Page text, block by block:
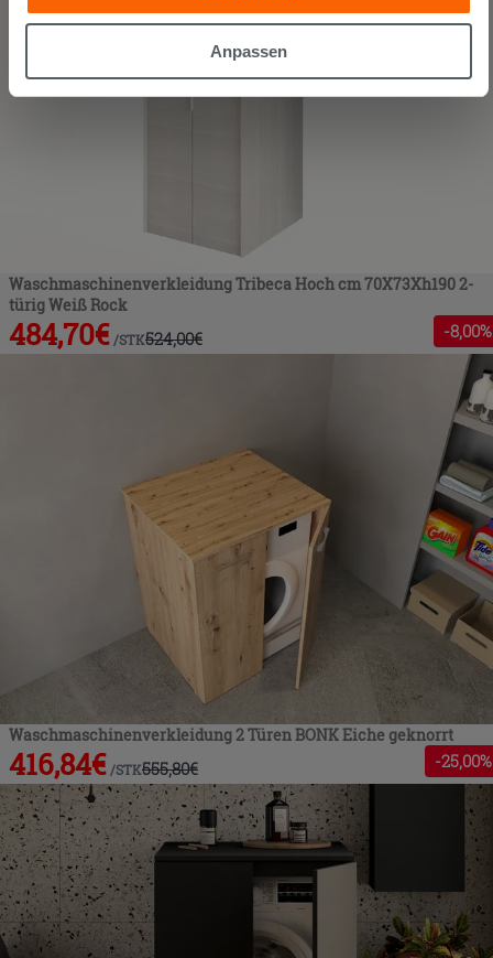
gesammelt haben, kombinieren. Falls Sie mehr wissen
möchten oder Ihre Zustimmung zu allen oder einigen
Zustimmung kann durch Klicken auf die Schaltfläche
Anpassen
Waschmaschinenverkleidung Tribeca Hoch cm 70X73Xh190 2-
türig Weiß Rock
484,70€ /STK524,00€ -8,00%
Waschmaschinenverkleidung 2 Türen BONK Eiche geknorrt
416,84€ /STK555,80€ -25,00%